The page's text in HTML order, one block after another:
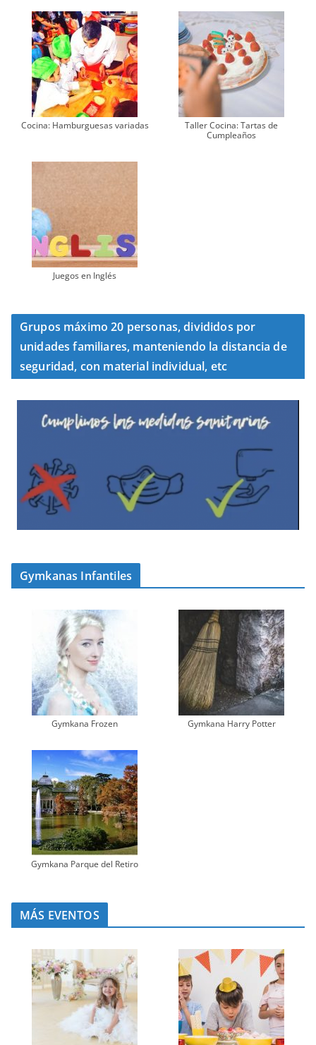
Cocina: Hamburguesas variadas
Taller Cocina: Tartas de
Cumpleaños
Juegos en Inglés
Grupos máximo 20 personas, divididos por
unidades familiares, manteniendo la distancia de
seguridad, con material individual, etc
Gymkanas Infantiles
Gymkana Frozen Gymkana Harry Potter
Gymkana Parque del Retiro
MÁS EVENTOS